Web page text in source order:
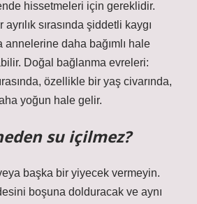
hissetmeleri için gereklidir.
sırasında şiddetli kaygı
daha bağımlı hale
Doğal bağlanma evreleri:
özellikle bir yaş civarında,
yoğun hale gelir.
su içilmez?
başka bir yiyecek vermeyin.
boşuna dolduracak ve aynı